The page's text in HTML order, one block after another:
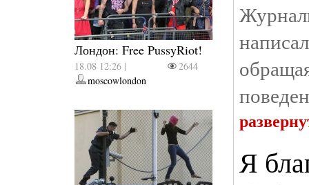
Лондон: Free PussyRiot!
18.08 12:26 |
2644
moscowlondon
Я